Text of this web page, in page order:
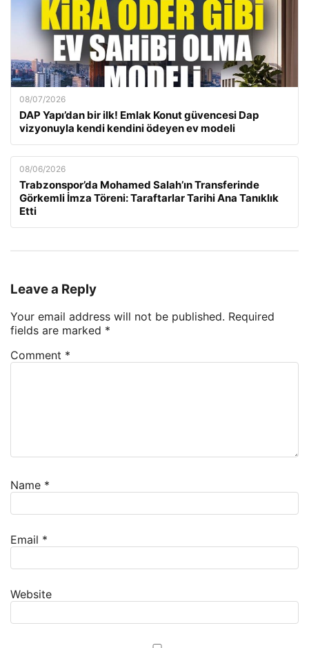
08/07/2026
DAP Yapı’dan bir ilk! Emlak Konut güvencesi Dap
vizyonuyla kendi kendini ödeyen ev modeli
08/06/2026
Trabzonspor’da Mohamed Salah’ın Transferinde
Görkemli İmza Töreni: Taraftarlar Tarihi Ana Tanıklık
Etti
Leave a Reply
Your email address will not be published. Required
fields are marked *
Comment *
Name *
Email *
Website